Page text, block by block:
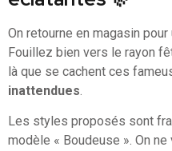
On retourne en magasin
Fouillez bien vers le rayon
là que se cachent ces
inattendues
Les styles proposés sont
modèle « Boudeuse ». On